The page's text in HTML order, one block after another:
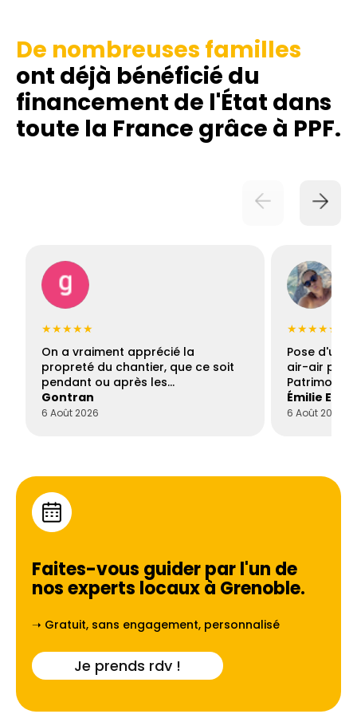
De nombreuses familles
ont déjà bénéficié du
financement de l'État dans
toute la France grâce à PPF.
★★★★★
On a vraiment apprécié la
propreté du chantier, que ce soit
pendant ou après les…
Gontran
6 Août 2026
★★★★★
Pose d'une
air-air par
Patrimoine
Émilie
6 Août 2026
Faites-vous guider par l'un de
nos experts locaux à Grenoble.
➝ Gratuit, sans engagement, personnalisé
Je prends rdv !